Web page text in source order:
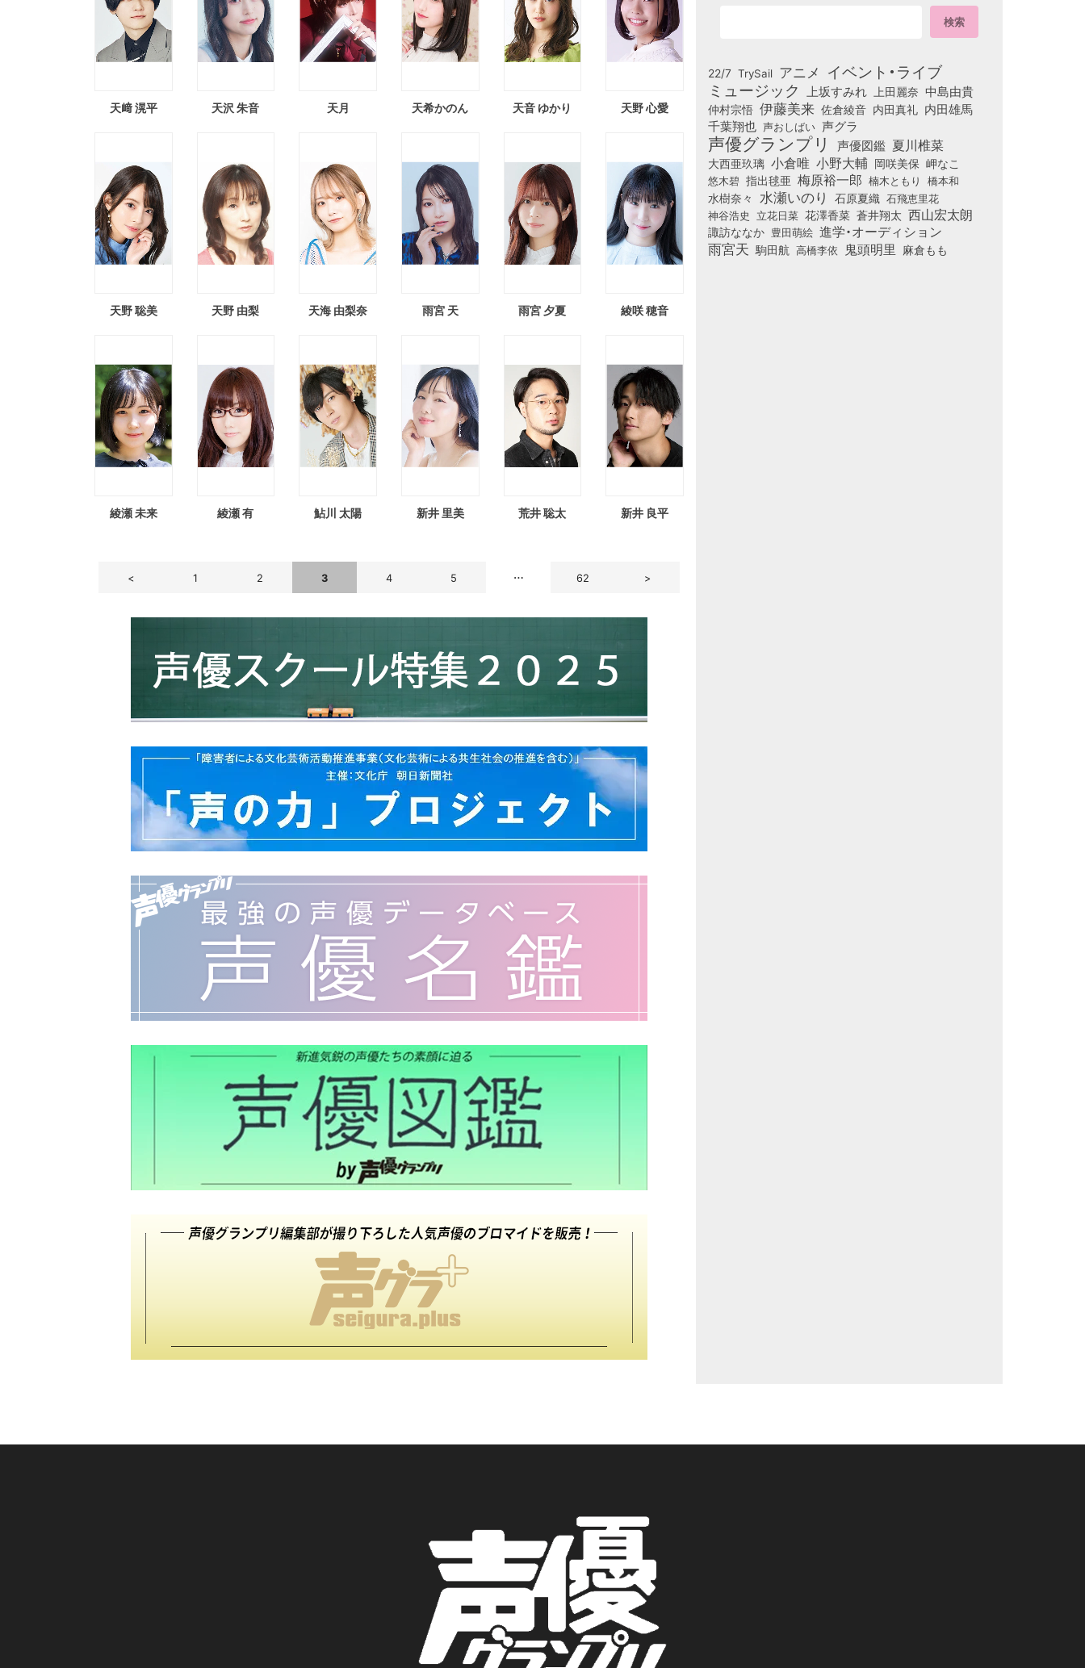
天﨑 滉平 天沢 朱音 天月 天希かのん 天音 ゆかり 天野 心愛
天野 聡美 天野 由梨 天海 由梨奈 雨宮 天 雨宮 夕夏 綾咲 穂音
綾瀬 未来 綾瀬 有 鮎川 太陽 新井 里美 荒井 聡太 新井 良平
navigation
< 1 2 3 4 5 … 62 >
22/7 TrySail アニメ イベント・ライブ
ミュージック 上坂すみれ 上田麗奈 中島由貴
仲村宗悟 伊藤美来 佐倉綾音 内田真礼 内田雄馬
千葉翔也 声おしばい 声グラ
声優グランプリ 声優図鑑 夏川椎菜
大西亜玖璃 小倉唯 小野大輔 岡咲美保 岬なこ
悠木碧 指出毬亜 梅原裕一郎 楠木ともり 橋本和
水樹奈々 水瀬いのり 石原夏織 石飛恵里花
神谷浩史 立花日菜 花澤香菜 蒼井翔太 西山宏太朗
諏訪ななか 豊田萌絵 進学・オーディション
雨宮天 駒田航 高橋李依 鬼頭明里 麻倉もも